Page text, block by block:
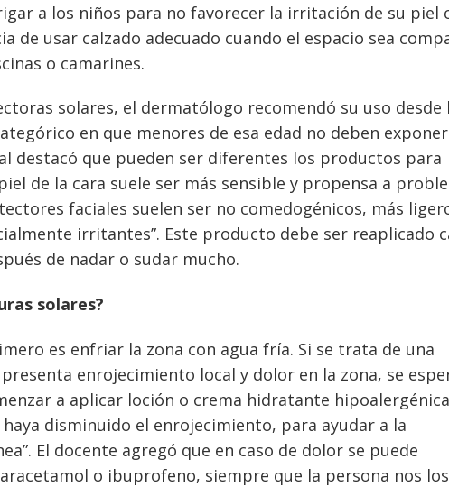
a los niños para no favorecer la irritación de su piel
de usar calzado adecuado cuando el espacio sea
o camarines.
solares, el dermatólogo recomendó su uso desde
en que menores de esa edad no deben
destacó que pueden ser diferentes los productos para
de la cara suele ser más sensible y propensa a
faciales suelen ser no comedogénicos, más
irritantes”. Este producto debe ser reaplicado
de nadar o sudar mucho.
solares?
es enfriar la zona con agua fría. Si se trata de una
enrojecimiento local y dolor en la zona, se
a aplicar loción o crema hidratante
disminuido el enrojecimiento, para ayudar a la
El docente agregó que en caso de dolor se puede
o ibuprofeno, siempre que la persona nos los